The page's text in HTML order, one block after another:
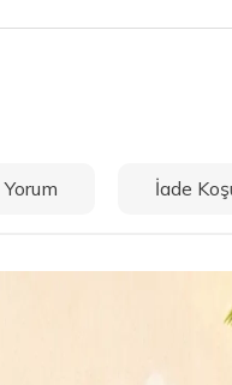
Yorum İade